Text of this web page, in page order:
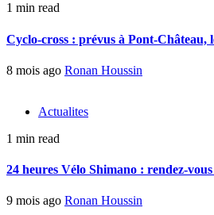
1 min read
Cyclo-cross : prévus à Pont-Château,
8 mois ago Ronan Houssin
Actualites
1 min read
24 heures Vélo Shimano : rendez-
9 mois ago Ronan Houssin